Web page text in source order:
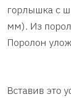
горлышка с
мм). Из
Поролон
Вставив это